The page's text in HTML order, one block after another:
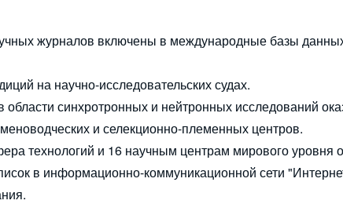
журналов включены в международные базы
на научно-исследовательских судах.
синхротронных и нейтронных исследований
и селекционно-племенных центров.
технологий и 16 научным центрам мирового уровня
в информационно-коммуникационной сети